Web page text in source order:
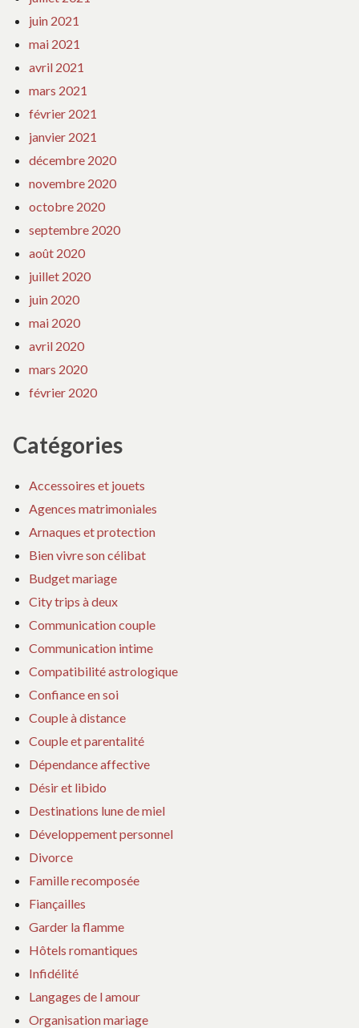
juin 2021
mai 2021
avril 2021
mars 2021
février 2021
janvier 2021
décembre 2020
novembre 2020
octobre 2020
septembre 2020
août 2020
juillet 2020
juin 2020
mai 2020
avril 2020
mars 2020
février 2020
Catégories
Accessoires et jouets
Agences matrimoniales
Arnaques et protection
Bien vivre son célibat
Budget mariage
City trips à deux
Communication couple
Communication intime
Compatibilité astrologique
Confiance en soi
Couple à distance
Couple et parentalité
Dépendance affective
Désir et libido
Destinations lune de miel
Développement personnel
Divorce
Famille recomposée
Fiançailles
Garder la flamme
Hôtels romantiques
Infidélité
Langages de l amour
Organisation mariage